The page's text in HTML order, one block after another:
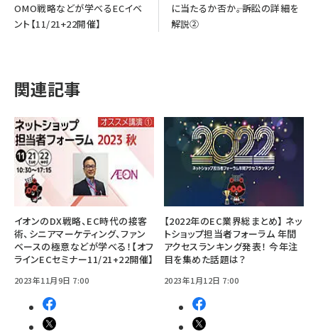
OMO戦略などが学べるECイベ
ント【11/21+22開催】
に当たるか否か――。訴訟の詳細を
解説②
関連記事
イオンのDX戦略、EC時代の接客
術、シニアマーケティング、ファン
ベースの極意などが学べる！【オフ
ラインECセミナー11/21+22開催】
2023年11月9日 7:00
【2022年のEC業界総まとめ】 ネッ
トショップ担当者フォーラム 年間
アクセスランキング発表！ 今年注
目を集めた話題は？
2023年1月12日 7:00